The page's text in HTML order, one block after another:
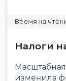
Налоги
изменила